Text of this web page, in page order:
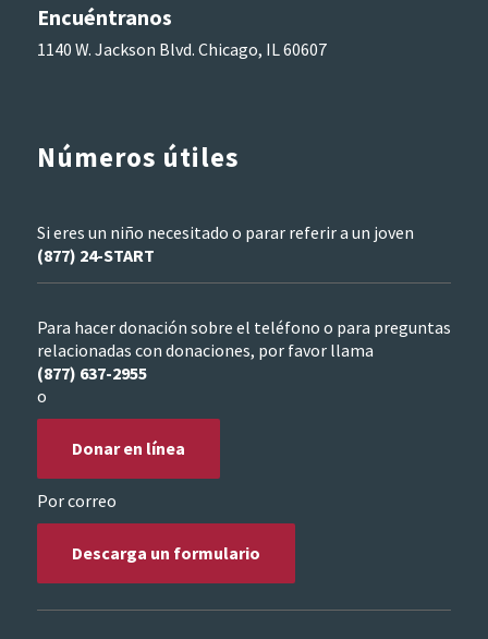
Encuéntranos
1140 W. Jackson Blvd. Chicago, IL 60607
Números útiles
Si eres un niño necesitado o parar referir a un joven
(877) 24-START
Para hacer donación sobre el teléfono o para preguntas
relacionadas con donaciones, por favor llama
(877) 637-2955
o
Donar en línea
Por correo
Descarga un formulario